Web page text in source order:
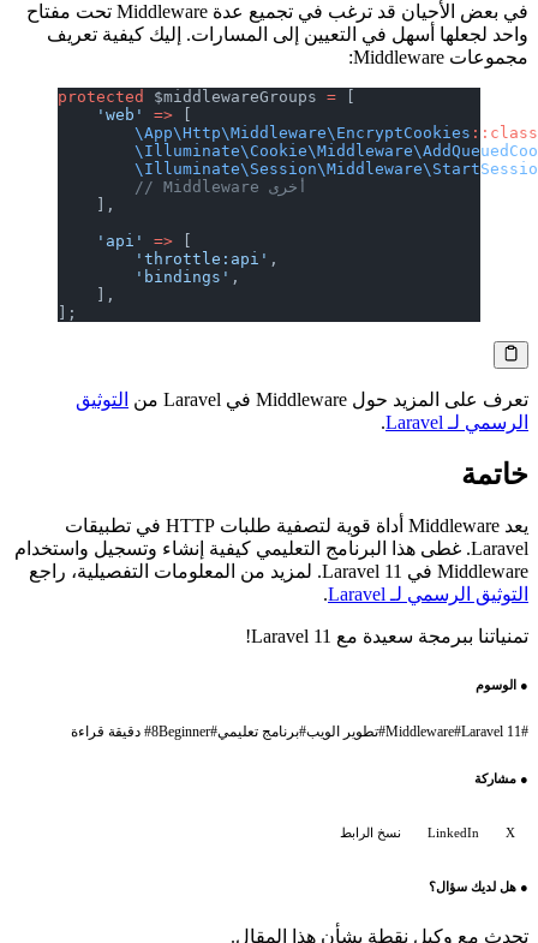
في بعض الأحيان قد ترغب في تجميع عدة Middleware تحت مفتاح
واحد لجعلها أسهل في التعيين إلى المسارات. إليك كيفية تعريف
مجموعات Middleware:
protected $middlewareGroups
    'web'
=>
        \App\Http\Middleware\EncryptCookies
        // Middleware أخرى
    ],
    'api'
=>
        'throttle:api'
        'bindings'
    ],
];
تعرف على المزيد حول Middleware في Laravel من
التوثيق
الرسمي لـ Laravel
.
خاتمة
يعد Middleware أداة قوية لتصفية طلبات HTTP في تطبيقات
Laravel. غطى هذا البرنامج التعليمي كيفية إنشاء وتسجيل واستخدام
Middleware في Laravel 11. لمزيد من المعلومات التفصيلية، راجع
التوثيق الرسمي لـ Laravel
.
تمنياتنا ببرمجة سعيدة مع Laravel 11!
●الوسوم
Laravel 11
#
Middleware
#تطوير الويب#برنامج تعليمي#
Beginner
#8 دقيقة قراءة
●مشاركة
LinkedIn نسخ الرابط
●هل لديك سؤال؟
تحدث مع وكيل نقطة بشأن هذا المقال.